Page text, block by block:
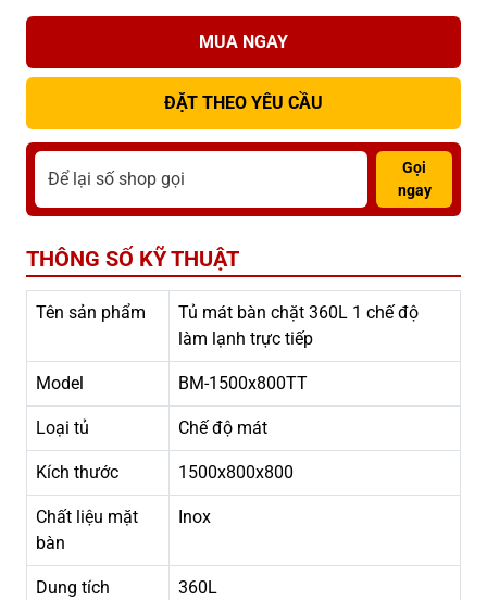
MUA NGAY
ĐẶT THEO YÊU CẦU
Gọi
ngay
THÔNG SỐ KỸ THUẬT
Tên sản phẩm
Tủ mát bàn chặt 360L 1 chế độ
làm lạnh trực tiếp
Model BM-1500x800TT
Loại tủ Chế độ mát
Kích thước 1500x800x800
Chất liệu mặt
bàn
Inox
Dung tích 360L